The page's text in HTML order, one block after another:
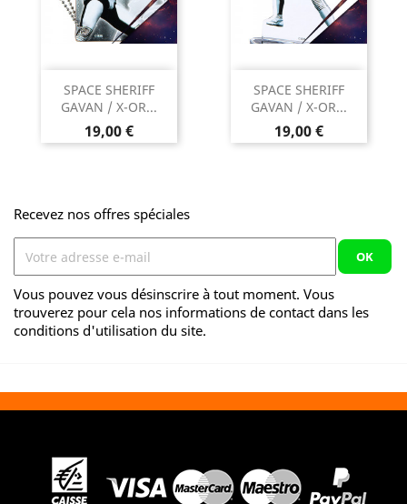
SPACE SHERIFF
GAVAN / X-OR...
Prix
19,00 €
SPACE SHERIFF
GAVAN / X-OR...
Prix
19,00 €
Recevez nos offres spéciales
Vous pouvez vous désinscrire à tout moment. Vous
trouverez pour cela nos informations de contact dans les
conditions d'utilisation du site.